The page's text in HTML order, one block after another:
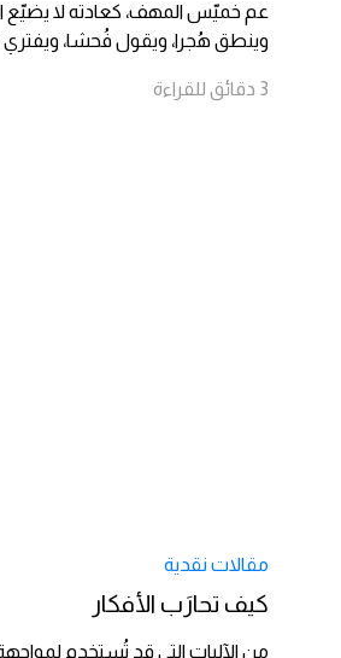
عم خميّس المهف، كعادته لا يضيّع
وينطق هُجرا، ويقول فُحشا، ويفتري
3 دقائق للقراءة
مقالات نقدية
كيف تحارَب الأفكار
من الآليات التي قد تُستخدم